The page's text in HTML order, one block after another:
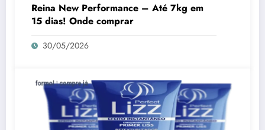
Reina New Performance – Até 7kg em
15 dias! Onde comprar
30/05/2026